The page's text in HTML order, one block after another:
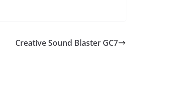
Creative Sound Blaster GC7